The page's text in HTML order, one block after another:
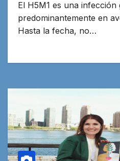
El H5M1 es una infección
predominantemente en
Hasta la fecha, no…